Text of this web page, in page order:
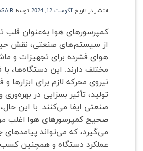
انتشار در تاریخ آگوست 12, 2024 توسط
کمپرسورهای هوا به‌عنوان قلب
از سیستم‌های صنعتی، نقش
هوای فشرده برای تجهیزات و
مختلف دارند. این دستگاه‌ها،
نیروی محرکه لازم برای ابزارها و
تولید، تأثیر بسزایی در بهره‌وری
صنعتی ایفا می‌کنند. با این حال،
صحیح کمپرسورهای هوا اغلب
می‌گیرد، که می‌تواند پیامدهای
عملکرد دستگاه و همچنین